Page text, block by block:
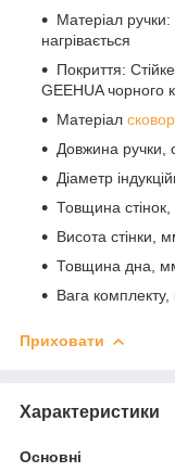
Матеріал
нагрівається
Покриття:
GEEHUA чорного
Матеріал
Довжина ручки,
Діаметр
Товщина
Висота стінки,
Товщина дна,
Вага комплекту,
Приховати
Характеристики
Основні